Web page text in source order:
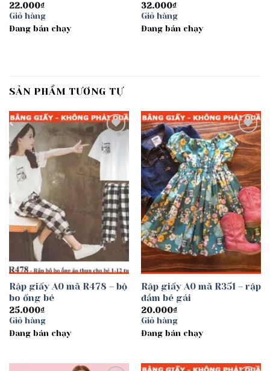
22.000₫
Giỏ hàng
Đang bán chạy
32.000₫
Giỏ hàng
Đang bán chạy
SẢN PHẨM TƯƠNG TỰ
Add to
wishlist
Rập giấy A0 mã R478 – bộ
bo ống bé
25.000₫
Giỏ hàng
Đang bán chạy
Add to
wishlist
Rập giấy A0 mã R351 – rập
đầm bé gái
20.000₫
Giỏ hàng
Đang bán chạy